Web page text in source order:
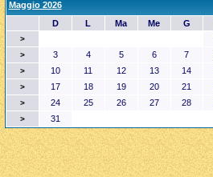
Maggio 2026
D
L Ma Me G
>
> 3 4 5 6 7
> 10 11 12 13 14
> 17 18 19 20 21
> 24 25 26 27 28
> 31